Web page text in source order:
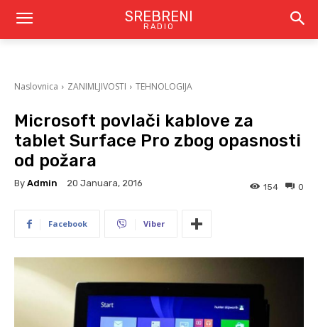
SREBRENI
RADIO
Naslovnica ZANIMLJIVOSTI TEHNOLOGIJA
Microsoft povlači kablove za
tablet Surface Pro zbog opasnosti
od požara
By Admin 20 Januara, 2016 0
154
Facebook Viber